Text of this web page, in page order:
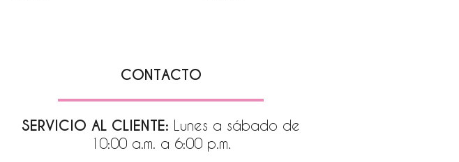
CONTACTO
SERVICIO AL CLIENTE: Lunes a sábado de
10:00 a.m. a 6:00 p.m.